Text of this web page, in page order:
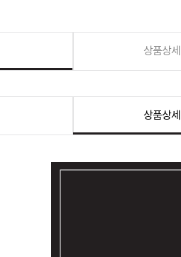
상품상세
상품상세